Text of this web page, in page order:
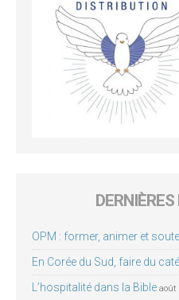
OPM : former, animer et
En Corée du Sud, faire du
L’hospitalité dans la Bible août